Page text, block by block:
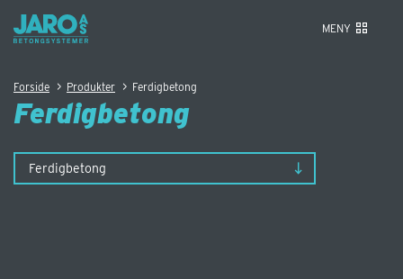
MENY
Forside > Produkter > Ferdigbetong
Ferdigbetong
Ferdigbetong